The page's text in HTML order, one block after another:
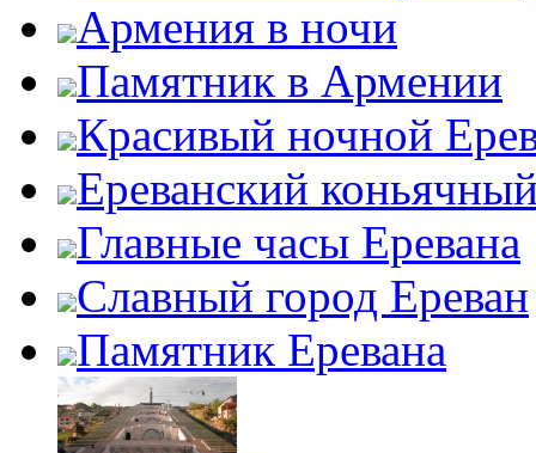
Армения в ночи
Памятник в Армении
Красивый ночной
Ереванский
Главные часы Еревана
Славный город Ереван
Памятник Еревана